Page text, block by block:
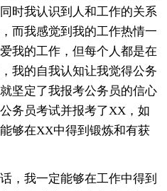
时我认识到人和工作的关系
而我感觉到我的工作热情一
我的工作，但每个人都是在
我的自我认知让我觉得公务
坚定了我报考公务员的信心
务员考试并报考了XX，如
够在XX中得到锻炼和有获
，我一定能够在工作中得到